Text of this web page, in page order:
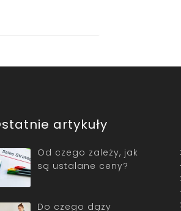
artykuły
Od czego zależy, jak
są ustalane ceny?
Do czego dąży